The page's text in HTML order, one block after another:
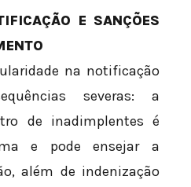
E SANÇÕES
na notificação
severas: a
de inadimplentes é
e pode ensejar a
além de indenização